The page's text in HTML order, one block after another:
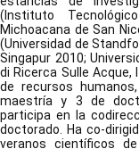
(Instituto
Michoacana de San
(Universidad de
Singapur 2010;
di Ricerca Sulle
de recursos
maestría y 3 de
participa en la
doctorado. Ha co-
veranos científicos